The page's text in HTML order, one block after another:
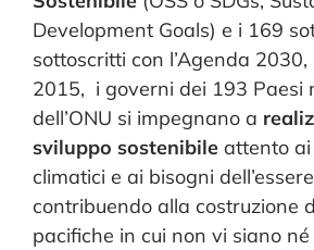
CONTATTI
Development Goals) e i 169
sottoscritti con l’Agenda
2015, i governi dei 193 Paesi
dell’ONU si impegnano a
sviluppo sostenibileattento ai
climatici e ai bisogni
contribuendo alla costruzione
pacifiche in cui non vi siano